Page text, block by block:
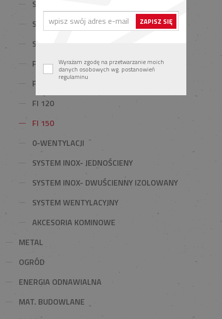
SYSTEM UNIWERSAL
SYSTEM TURBO KERAMIK
SYSTEM TURBO INOX
FI 80
FI 100
FI 120
FI 150
0-WENTYLACJI
SYSTEM INOX- JEDNOŚCIENY
SYSTEM INOX- DWUŚCIENNY IZOLOWANY
SYSTEM WENTYLACYJNY
AKCESORIA KOMINOWE
METAL
OGRÓD
ENERGIA ODNAWIALNA
MAT. BUDOWLANE
Wyrażam zgodę na przetwarzanie moich
danych osobowych wg. postanowień
regulaminu